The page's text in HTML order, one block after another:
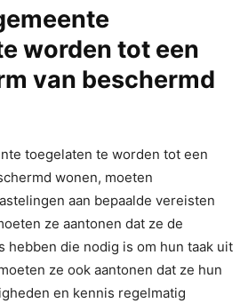
worden tot een
van beschermd
toegelaten te worden tot een
wonen, moeten
aan bepaalde vereisten
ze aantonen dat ze de
hebben die nodig is om hun taak uit
ze ook aantonen dat ze hun
en kennis regelmatig